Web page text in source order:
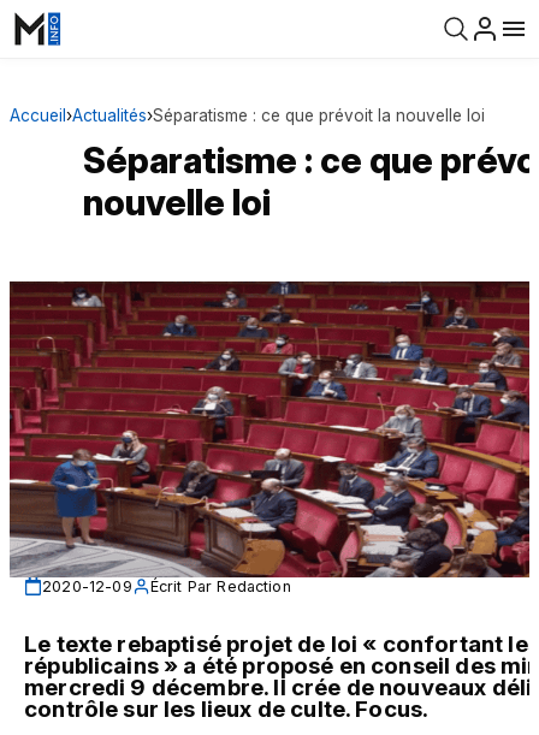
Accueil ›Actualités›Séparatisme : ce que prévoit la nouvelle loi
Séparatisme : ce que
nouvelle loi
2020-12-09 Écrit Par Redaction
Le texte rebaptisé projet de loi « confortant
républicains » a été proposé en conseil des
mercredi 9 décembre. Il crée de nouveaux
contrôle sur les lieux de culte. Focus.